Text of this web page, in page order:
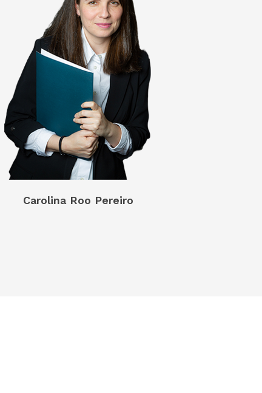
Carolina Roo Pereiro